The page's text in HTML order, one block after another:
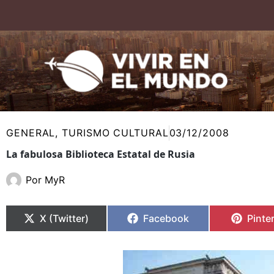
contenido
GENERAL,TURISMO CULTURAL03/12/2008
La fabulosa Biblioteca Estatal de Rusia
Por MyR
en
X (Twitter)
en
Facebook
en
en
en
en